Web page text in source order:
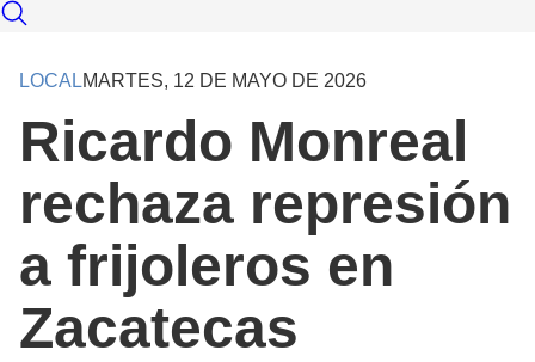
LOCALMARTES, 12 DE MAYO DE 2026
Ricardo Monreal
rechaza represión
a frijoleros en
Zacatecas